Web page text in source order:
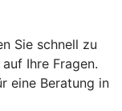
Sie schnell zu
Ihre Fragen.
eine Beratung in